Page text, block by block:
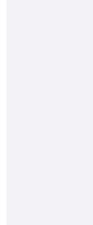
ソーラ
先程の説明で
1. ソーラ
今まではドロ